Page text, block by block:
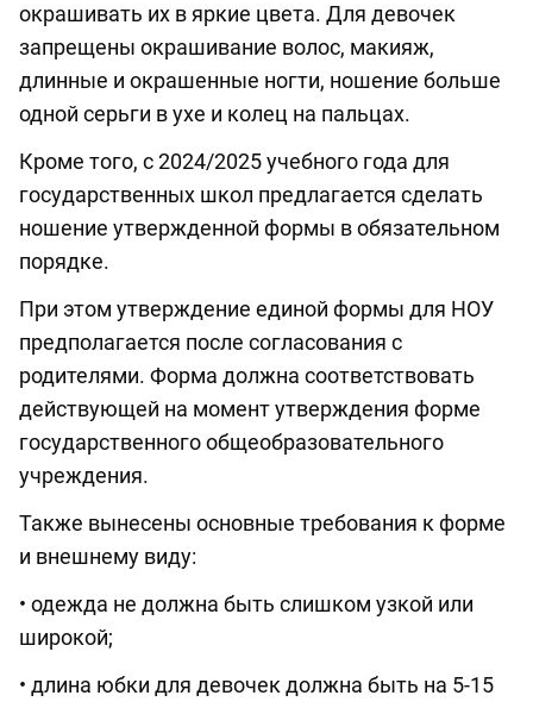
окрашивать их в яркие цвета. Для девочек
запрещены окрашивание волос, макияж,
длинные и окрашенные ногти, ношение больше
одной серьги в ухе и колец на пальцах.
Кроме того, с 2024/2025 учебного года для
государственных школ предлагается сделать
ношение утвержденной формы в обязательном
порядке.
При этом утверждение единой формы для НОУ
предполагается после согласования с
родителями. Форма должна соответствовать
действующей на момент утверждения форме
государственного общеобразовательного
учреждения.
Также вынесены основные требования к форме
и внешнему виду:
• одежда не должна быть слишком узкой или
широкой;
• длина юбки для девочек должна быть на 5-15